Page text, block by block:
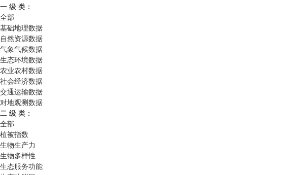
一 级 类：
全部
基础地理数据
自然资源数据
气象气候数据
生态环境数据
农业农村数据
社会经济数据
交通运输数据
对地观测数据
二 级 类：
全部
植被指数
生物生产力
生物多样性
生态服务功能